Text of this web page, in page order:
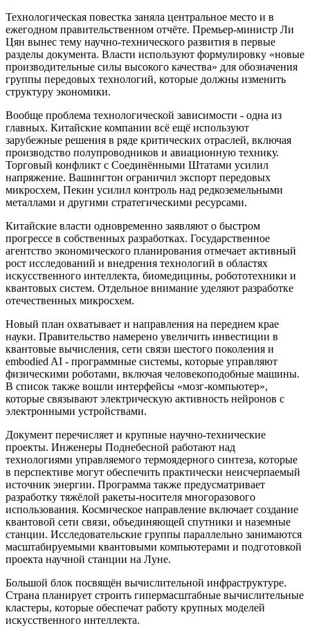
Технологическая повестка заняла центральное место и в
ежегодном правительственном отчёте. Премьер-министр Ли
Цян вынес тему научно-технического развития в первые
разделы документа. Власти используют формулировку «новые
производительные силы высокого качества» для обозначения
группы передовых технологий, которые должны изменить
структуру экономики.
Вообще проблема технологической зависимости - одна из
главных. Китайские компании всё ещё используют
зарубежные решения в ряде критических отраслей, включая
производство полупроводников и авиационную технику.
Торговый конфликт с Соединёнными Штатами усилил
напряжение. Вашингтон ограничил экспорт передовых
микросхем, Пекин усилил контроль над редкоземельными
металлами и другими стратегическими ресурсами.
Китайские власти одновременно заявляют о быстром
прогрессе в собственных разработках. Государственное
агентство экономического планирования отмечает активный
рост исследований и внедрения технологий в областях
искусственного интеллекта, биомедицины, робототехники и
квантовых систем. Отдельное внимание уделяют разработке
отечественных микросхем.
Новый план охватывает и направления на переднем крае
науки. Правительство намерено увеличить инвестиции в
квантовые вычисления, сети связи шестого поколения и
embodied AI - программные системы, которые управляют
физическими роботами, включая человекоподобные машины.
В список также вошли интерфейсы «мозг-компьютер»,
которые связывают электрическую активность нейронов с
электронными устройствами.
Документ перечисляет и крупные научно-технические
проекты. Инженеры Поднебесной работают над
технологиями управляемого термоядерного синтеза, которые
в перспективе могут обеспечить практически неисчерпаемый
источник энергии. Программа также предусматривает
разработку тяжёлой ракеты-носителя многоразового
использования. Космическое направление включает создание
квантовой сети связи, объединяющей спутники и наземные
станции. Исследовательские группы параллельно занимаются
масштабируемыми квантовыми компьютерами и подготовкой
проекта научной станции на Луне.
Большой блок посвящён вычислительной инфраструктуре.
Страна планирует строить гипермасштабные вычислительные
кластеры, которые обеспечат работу крупных моделей
искусственного интеллекта.